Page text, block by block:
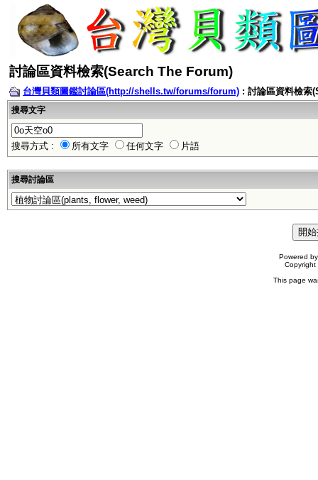
討論區資料檢索(Search The Forum)
台灣貝類圖鑑討論區(http://shells.tw/forums/forum) : 討論區資料檢索
搜尋文字
搜尋方式 : 所有文字 任何文字 片語
搜尋討論區
Powered
This page